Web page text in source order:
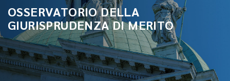
OSSERVATORIO DELLA
GIURISPRUDENZA DI MERITO